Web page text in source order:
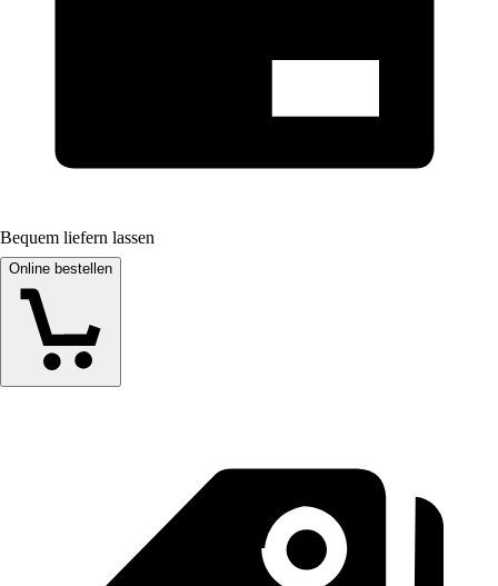
Bequem liefern lassen
Online bestellen